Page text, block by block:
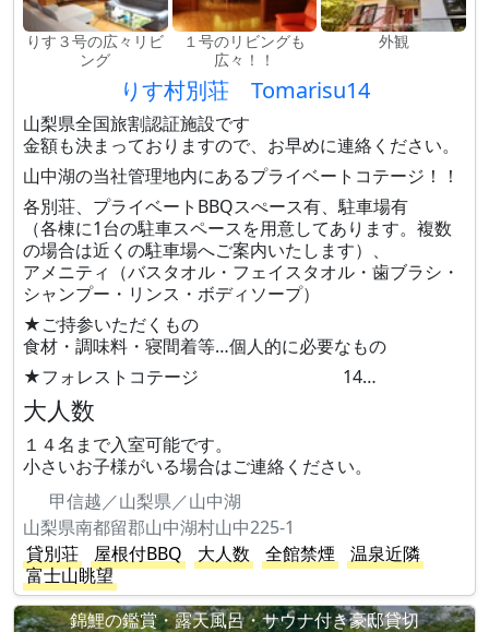
りす３号の広々リビ
ング
１号のリビングも
広々！！
外観
りす村別荘 Tomarisu14
山梨県全国旅割認証施設です
金額も決まっておりますので、お早めに連絡ください。
山中湖の当社管理地内にあるプライベートコテージ！！
各別荘、プライベートBBQスぺース有、駐車場有
（各棟に1台の駐車スペースを用意してあります。複数
の場合は近くの駐車場へご案内いたします）、
アメニティ（バスタオル・フェイスタオル・歯ブラシ・
シャンプー・リンス・ボディソープ）
★ご持参いただくもの
食材・調味料・寝間着等…個人的に必要なもの
★フォレストコテージ 14…
大人数
１４名まで入室可能です。
小さいお子様がいる場合はご連絡ください。
甲信越／山梨県／山中湖
山梨県南都留郡山中湖村山中225-1
貸別荘
屋根付BBQ 大人数 全館禁煙
温泉近隣
富士山眺望
錦鯉の鑑賞・露天風呂・サウナ付き豪邸貸切